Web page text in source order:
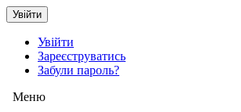
Увійти
Увійти
Зареєструватись
Забули пароль?
Меню